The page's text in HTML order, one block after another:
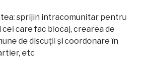
sprijin intracomunitar pentru
care fac blocaj, crearea de
de discuții și coordonare în
etc